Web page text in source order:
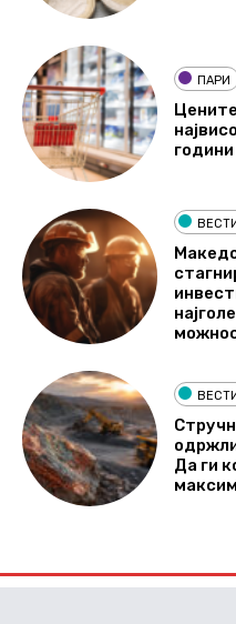
ПАРИ
години
ВЕСТИ
Да ги